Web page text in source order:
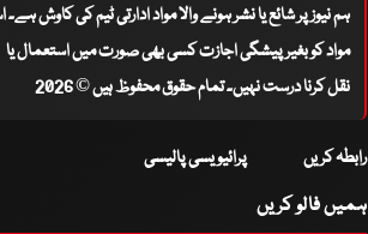
ہم نیوز پر شائع یا نشر ہونے والا مواد ادارتی ٹیم کی کاوش
مواد کو بغیر پیشگی اجازت کسی بھی صورت میں استعمال یا
نقل کرنا درست نہیں۔ تمام حقوق محفوظ ہیں © 2026
رابطہ کریں پرائیویسی پالیسی
ہمیں فالو کریں